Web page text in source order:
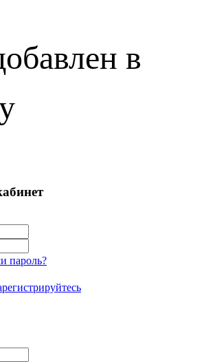
в
пароль?